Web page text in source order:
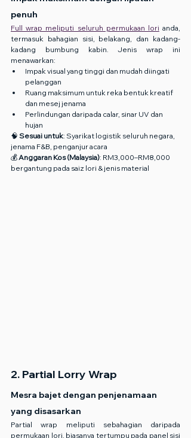
penuh
Full wrap meliputi seluruh permukaan lori anda,
termasuk bahagian sisi, belakang, dan kadang-
kadang bumbung kabin. Jenis wrap ini
menawarkan:
Impak visual yang tinggi dan mudah diingati
pelanggan
Ruang maksimum untuk reka bentuk kreatif
dan mesej jenama
Perlindungan daripada calar, sinar UV dan
hujan
🧠 Sesuai untuk: Syarikat logistik seluruh negara,
jenama F&B, penganjur acara
💰 Anggaran Kos (Malaysia): RM3,000–RM8,000
bergantung pada saiz lori & jenis material
2. Partial Lorry Wrap
Mesra bajet dengan penjenamaan
yang disasarkan
Partial wrap meliputi sebahagian daripada
permukaan lori, biasanya tertumpu pada panel sisi